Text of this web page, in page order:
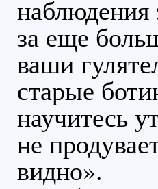
наблюдения
за еще
ваши
старые
научитесь
не
видно».